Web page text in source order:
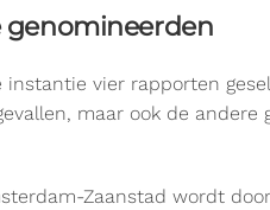
genomineerden
vier rapporten
maar ook de andere
Zaanstad wordt